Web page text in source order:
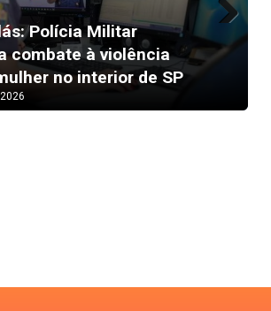
Polícia Militar
combate à violência
no interior de SP
Next